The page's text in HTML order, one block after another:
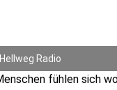
Hellweg Radio